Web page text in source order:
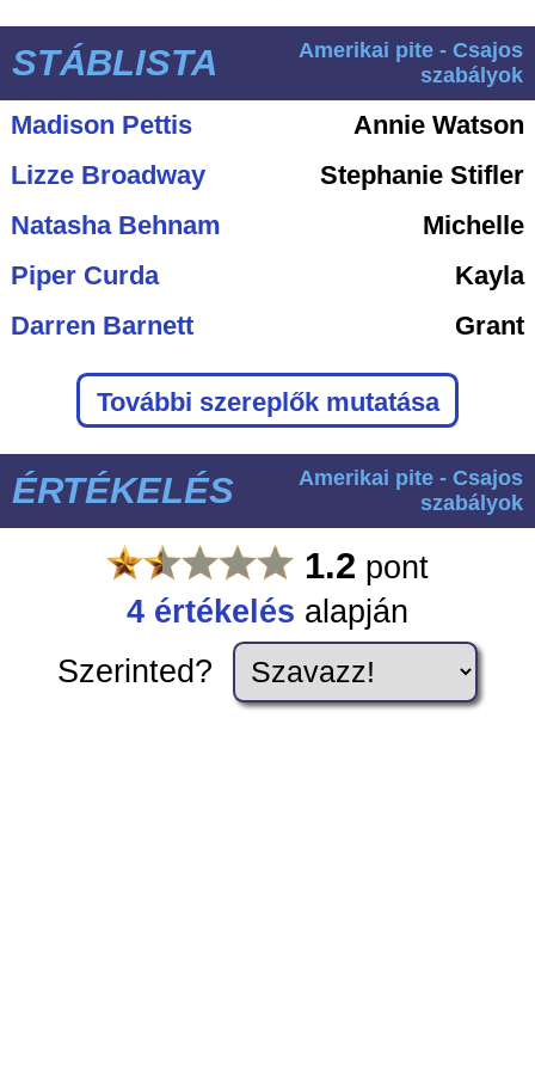
STÁBLISTA
Amerikai pite - Csajos
szabályok
Madison Pettis
Annie Watson
Lizze Broadway
Stephanie Stifler
Natasha Behnam
Michelle
Piper Curda
Kayla
Darren Barnett
Grant
További szereplők mutatása
ÉRTÉKELÉS
Amerikai pite - Csajos
szabályok
1.2 pont
4 értékelés alapján
Szerinted?